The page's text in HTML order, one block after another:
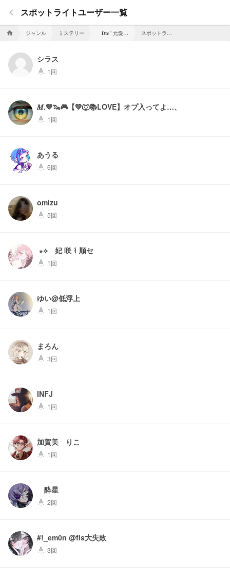
keyboard_arrow_left スポットライトユーザー一覧
home ジャンル ミステリー
シラス
highlight 1回
𝑴.💙🦦🎮️【💚🐺📚LOVE】オプ入ってよ…、
highlight 1回
あうる
highlight 6回
omizu
highlight 5回
‌‌ ⋆‌⟡ ‌妃 咲 ⌇ 順セ
highlight 1回
ゆい@低浮上
highlight 1回
まろん
highlight 3回
INFJ
highlight 1回
加賀美 りこ
highlight 1回
酔星
highlight 2回
#!_em0n @fls大失敗
highlight 3回